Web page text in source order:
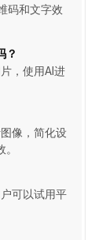
码和文字效
？
，使用AI进
像，简化设
可以试用平